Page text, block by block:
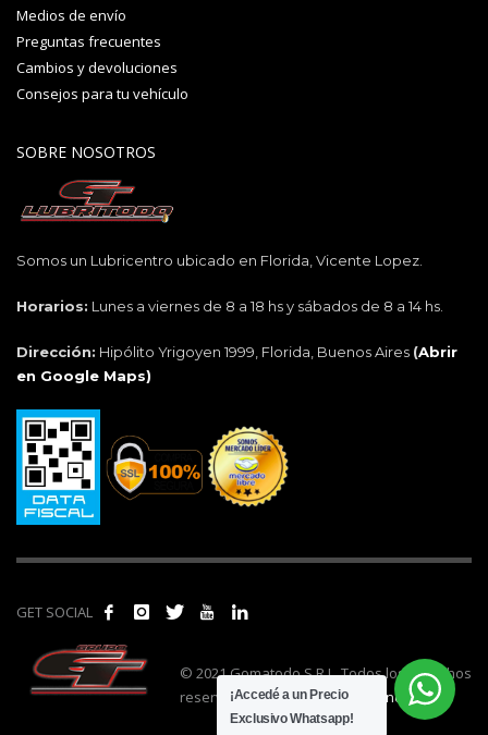
Medios de envío
Preguntas frecuentes
Cambios y devoluciones
Consejos para tu vehículo
SOBRE NOSOTROS
Somos un Lubricentro ubicado en Florida, Vicente Lopez.
Horarios: Lunes a viernes de 8 a 18 hs y sábados de 8 a 14 hs.
Dirección: Hipólito Yrigoyen 1999, Florida, Buenos Aires (Abrir
en Google Maps)
GET SOCIAL
© 2021 Gomatodo S.R.L. Todos los derechos
reservados. | Realizado por
cónclave.
¡Accedé a un Precio
Exclusivo Whatsapp!